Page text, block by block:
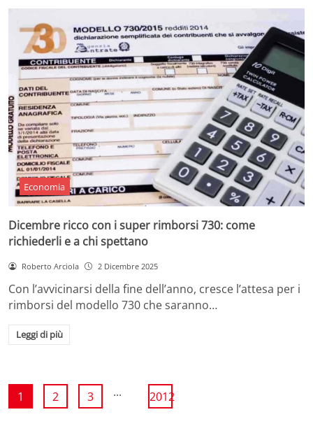
Economia
Dicembre ricco con i super rimborsi 730: come
richiederli e a chi spettano
Roberto Arciola 2 Dicembre 2025
Con l’avvicinarsi della fine dell’anno, cresce l’attesa per i
rimborsi del modello 730 che saranno…
Leggi di più
1 2 3 ... 2012